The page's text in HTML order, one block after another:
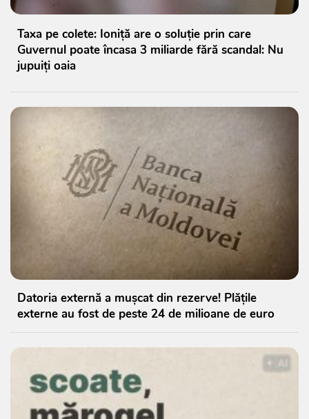
Taxa pe colete: Ioniță are o soluție prin care
Guvernul poate încasa 3 miliarde fără scandal: Nu
jupuiți oaia
Datoria externă a mușcat din rezerve! Plățile
externe au fost de peste 24 de milioane de euro